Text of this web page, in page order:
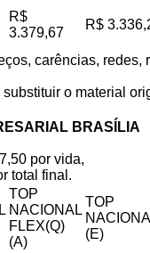
R$
3.379,67
R$
carências,
o material
BRASÍLIA
por vida,
total final.
TOP
NACIONAL
FLEX(Q)
(A)
TOP
(E)